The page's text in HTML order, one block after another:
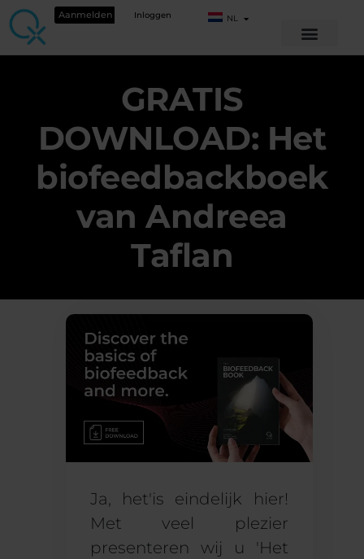
Aanmelden Inloggen NL
GRATIS
DOWNLOAD: Het
biofeedbackboek
van Andreea
Taflan
Ja, het'is eindelijk hier!
Met veel plezier
presenteren wij u 'Het